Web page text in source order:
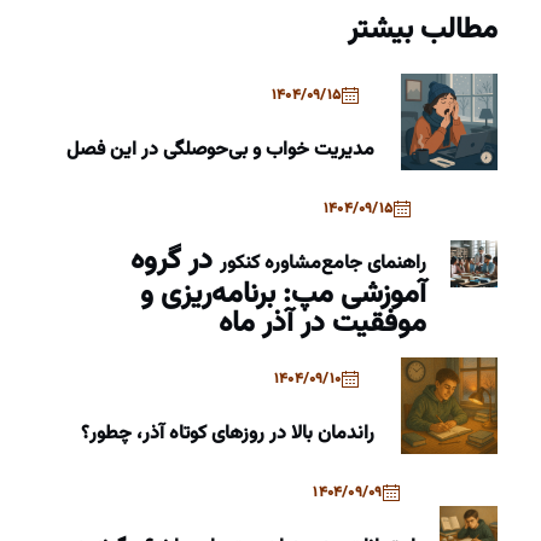
مطالب بیشتر
1404/09/15
مدیریت خواب و بی‌حوصلگی در این فصل
1404/09/15
راهنمای جامعمشاوره کنکوردر گروه
آموزشی مپ: برنامه‌ریزی و
موفقیت در آذر ماه
1404/09/10
راندمان بالا در روزهای کوتاه آذر، چطور؟
1404/09/09